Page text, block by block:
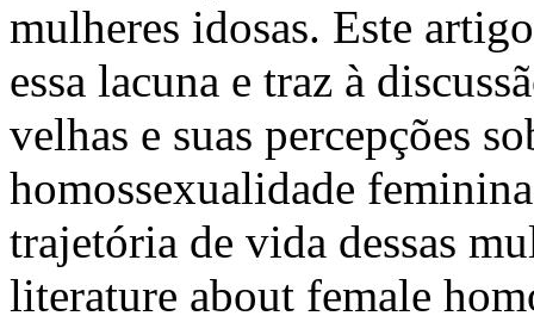
mulheres idosas. Este
essa lacuna e traz à
velhas e suas percepções
homossexualidade
trajetória de vida dessas
literature about female